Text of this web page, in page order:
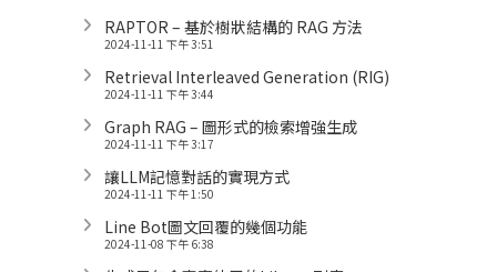
RAPTOR – 基於樹狀結構的 RAG 方法
2024-11-11 下午 3:51
Retrieval Interleaved Generation (RIG)
2024-11-11 下午 3:44
Graph RAG – 圖形式的檢索增強生成
2024-11-11 下午 3:17
讓LLM記憶對話的實現方式
2024-11-11 下午 1:50
Line Bot圖文回覆的幾個功能
2024-11-08 下午 6:38